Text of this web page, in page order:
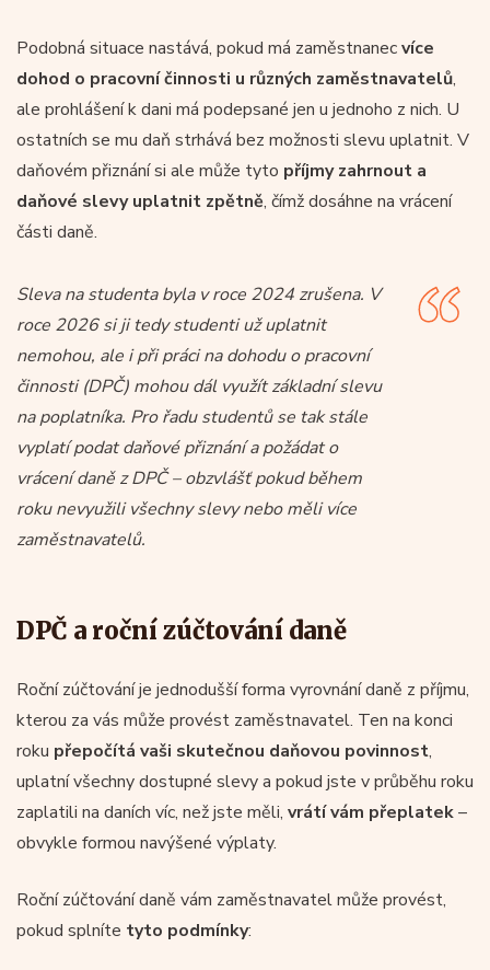
Podobná situace nastává, pokud má zaměstnanecvíce
dohod o pracovní činnosti u různých zaměstnavatelů,
ale prohlášení k dani má podepsané jen u jednoho z nich. U
ostatních se mu daň strhává bez možnosti slevu uplatnit. V
daňovém přiznání si ale může tyto příjmy zahrnout a
daňové slevy uplatnit zpětně, čímž dosáhne na vrácení
části daně.
Sleva na studenta byla v roce 2024 zrušena. V
roce 2026 si ji tedy studenti už uplatnit
nemohou, ale i při práci na dohodu o pracovní
činnosti (DPČ) mohou dál využít základní slevu
na poplatníka. Pro řadu studentů se tak stále
vyplatí podat daňové přiznání a požádat o
vrácení daně z DPČ – obzvlášť pokud během
roku nevyužili všechny slevy nebo měli více
zaměstnavatelů.
DPČ a roční zúčtování daně
Roční zúčtování je jednodušší forma vyrovnání daně z příjmu,
kterou za vás může provést zaměstnavatel. Ten na konci
roku přepočítá vaši skutečnou daňovou povinnost,
uplatní všechny dostupné slevy a pokud jste v průběhu roku
zaplatili na daních víc, než jste měli, vrátí vám přeplatek–
obvykle formou navýšené výplaty.
Roční zúčtování daně vám zaměstnavatel může provést,
pokud splníte tyto podmínky: